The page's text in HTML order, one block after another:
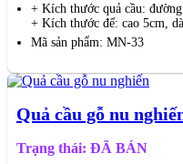
+ Kích thước quả cầu:
+ Kích thước đế: cao 5cm,
Mã sản phẩm: MN-33
Quả cầu gỗ nu
Trạng thái: ĐÃ BÁN